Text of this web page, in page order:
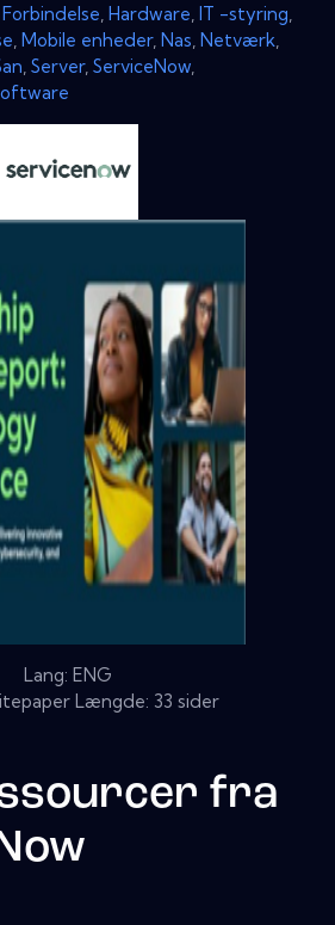
Forbindelse Hardware IT -styring
Mobile enheder, Nas Netværk
Server, ServiceNow
Lang: ENG
Længde: 33 sider
fra